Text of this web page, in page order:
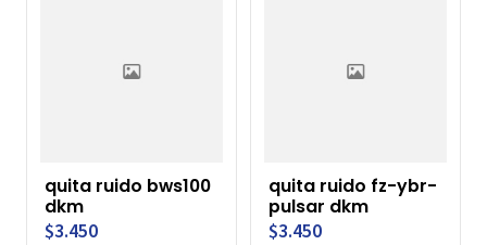
quita ruido bws100
dkm
$3.450
quita ruido fz-ybr-
pulsar dkm
$3.450